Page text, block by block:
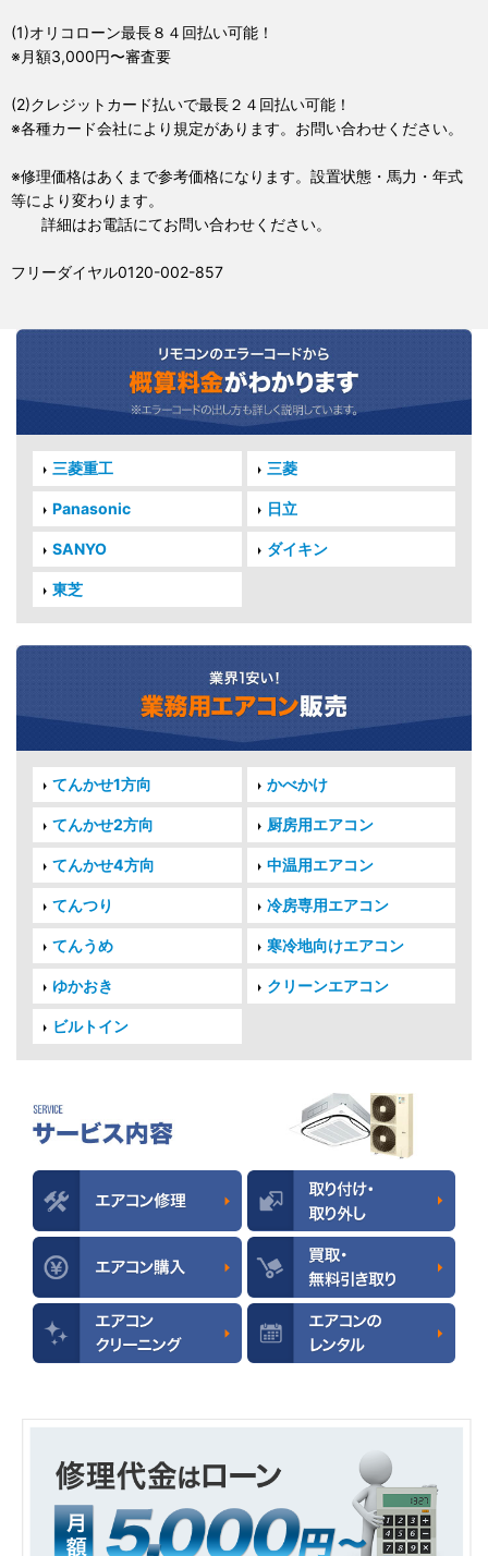
(1)オリコローン最長８４回払い可能！
※月額3,000円〜審査要
(2)クレジットカード払いで最長２４回払い可能！
※各種カード会社により規定があります。お問い合わせください。
※修理価格はあくまで参考価格になります。設置状態・馬力・年式
等により変わります。
詳細はお電話にてお問い合わせください。
フリーダイヤル0120-002-857
三菱重工 三菱
Panasonic 日立
SANYO ダイキン
東芝
てんかせ1方向 かべかけ
てんかせ2方向 厨房用エアコン
てんかせ4方向 中温用エアコン
てんつり 冷房専用エアコン
てんうめ 寒冷地向けエアコン
ゆかおき クリーンエアコン
ビルトイン